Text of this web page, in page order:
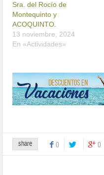
Sra. del Rocío de
Montequinto y
ACOQUINTO.
13 noviembre, 2024
En «Actividades»
share 0 0